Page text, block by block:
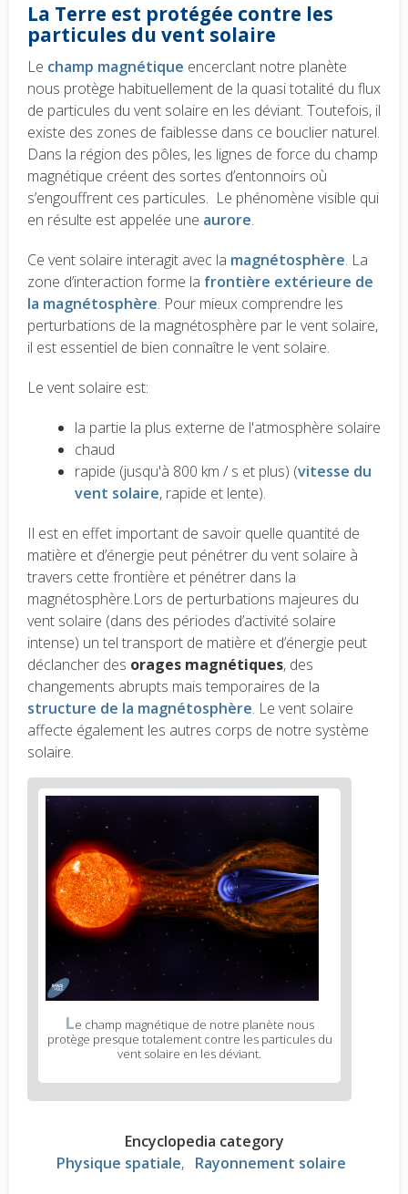
La Terre est protégée contre les
particules du vent solaire
Le champ magnétique encerclant notre planète
nous protège habituellement de la quasi totalité du flux
de particules du vent solaire en les déviant. Toutefois, il
existe des zones de faiblesse dans ce bouclier naturel.
Dans la région des pôles, les lignes de force du champ
magnétique créent des sortes d’entonnoirs où
s’engouffrent ces particules. Le phénomène visible qui
en résulte est appelée une aurore.
Ce vent solaire interagit avec la magnétosphère. La
zone d’interaction forme la frontière extérieure de
la magnétosphère. Pour mieux comprendre les
perturbations de la magnétosphère par le vent solaire,
il est essentiel de bien connaître le vent solaire.
Le vent solaire est:
la partie la plus externe de l'atmosphère solaire
chaud
rapide (jusqu'à 800 km / s et plus) (vitesse du
vent solaire, rapide et lente).
Il est en effet important de savoir quelle quantité de
matière et d’énergie peut pénétrer du vent solaire à
travers cette frontière et pénétrer dans la
magnétosphère.Lors de perturbations majeures du
vent solaire (dans des périodes d’activité solaire
intense) un tel transport de matière et d’énergie peut
déclancher des orages magnétiques, des
changements abrupts mais temporaires de la
structure de la magnétosphère. Le vent solaire
affecte également les autres corps de notre système
solaire.
Le champ magnétique de notre planète nous
protège presque totalement contre les particules du
vent solaire en les déviant.
Encyclopedia category
Physique spatiale
Rayonnement solaire